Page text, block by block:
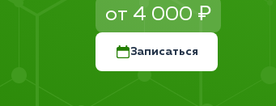
от 4 000 ₽
Записаться